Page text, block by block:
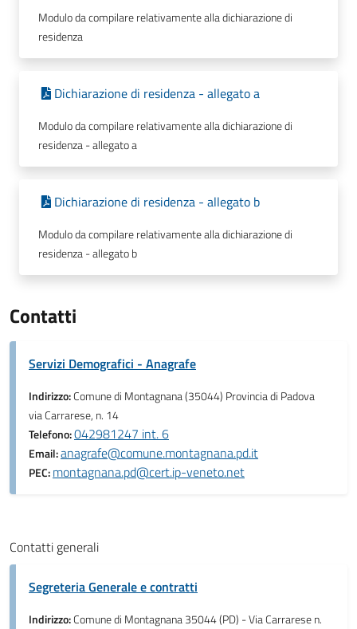
Modulo da compilare relativamente alla dichiarazione di
residenza
Dichiarazione di residenza - allegato a
Modulo da compilare relativamente alla dichiarazione di
residenza - allegato a
Dichiarazione di residenza - allegato b
Modulo da compilare relativamente alla dichiarazione di
residenza - allegato b
Contatti
Servizi Demografici - Anagrafe
Indirizzo:Comune di Montagnana (35044) Provincia di Padova
via Carrarese, n. 14
Telefono:042981247 int. 6
Email:anagrafe@comune.montagnana.pd.it
PEC:montagnana.pd@cert.ip-veneto.net
Contatti generali
Segreteria Generale e contratti
Indirizzo:Comune di Montagnana 35044 (PD) - Via Carrarese n.